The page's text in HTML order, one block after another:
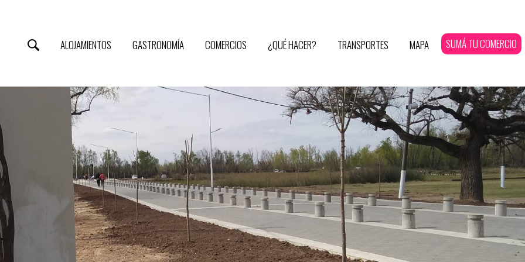
ALOJAMIENTOS GASTRONOMÍA COMERCIOS ¿QUÉ HACER? TRANSPORTES MAPA SUMÁ TU COMERCIO